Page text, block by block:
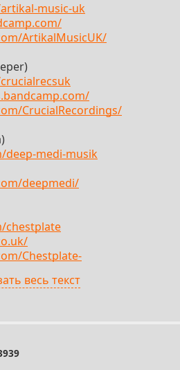
music-uk
ArtikalMusicUK/
CrucialRecordings/
medi-musik
deepmedi/
chestplate
Chestplate-
весь текст